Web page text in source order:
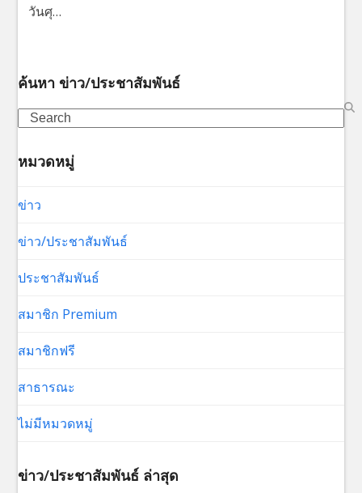
วันศุ…
ค้นหา ข่าว/ประชาสัมพันธ์
Search
หมวดหมู่
ข่าว
ข่าว/ประชาสัมพันธ์
ประชาสัมพันธ์
สมาชิก Premium
สมาชิกฟรี
สาธารณะ
ไม่มีหมวดหมู่
ข่าว/ประชาสัมพันธ์ ล่าสุด